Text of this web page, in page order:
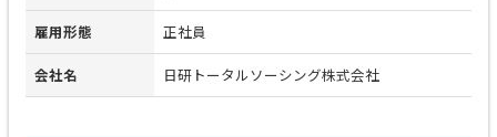
雇用形態 正社員
会社名 日研トータルソーシング株式会社